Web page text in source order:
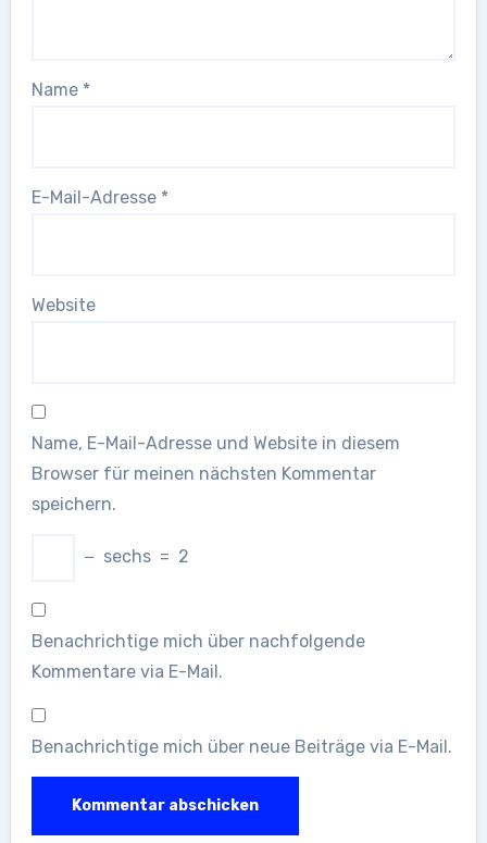
Name *
E-Mail-Adresse *
Website
Name, E-Mail-Adresse und Website in diesem
Browser für meinen nächsten Kommentar
speichern.
− sechs = 2
Benachrichtige mich über nachfolgende
Kommentare via E-Mail.
Benachrichtige mich über neue Beiträge via E-Mail.